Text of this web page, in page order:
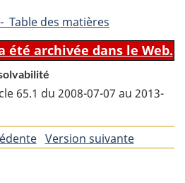
Table des matières
été archivée dans le Web.
65.1 du 2008-07-07 au 2013-
deVersion suivantede